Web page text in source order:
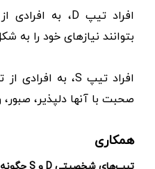
بتوانند نیازهای خود را به
صحبت با آنها دلپذیر،
همکاری